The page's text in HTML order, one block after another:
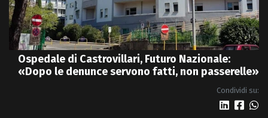
Ospedale di Castrovillari, Futuro Nazionale:
«Dopo le denunce servono fatti, non passerelle»
Condividi su: